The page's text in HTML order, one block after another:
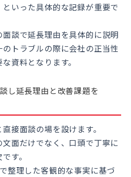
いった具体的な記録が重要で
談で延長理由を具体的に説明
トラブルの際に会社の正当性
資料となります。
し延長理由と改善課題を
接面談の場を設けます。
面だけでなく、口頭で丁寧に
す。
整理した客観的な事実に基づ